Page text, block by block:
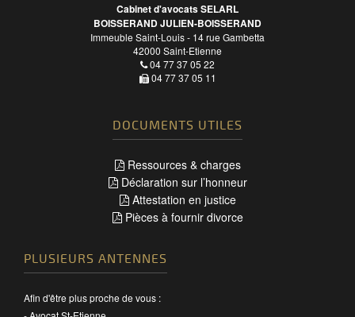
Cabinet d'avocats SELARL
BOISSERAND JULIEN-BOISSERAND
Immeuble Saint-Louis - 14 rue Gambetta
42000 Saint-Etienne
04 77 37 05 22
04 77 37 05 11
DOCUMENTS UTILES
Ressources & charges
Déclaration sur l’honneur
Attestation en justice
Pièces à fournir divorce
PLUSIEURS ANTENNES
Afin d'être plus proche de vous :